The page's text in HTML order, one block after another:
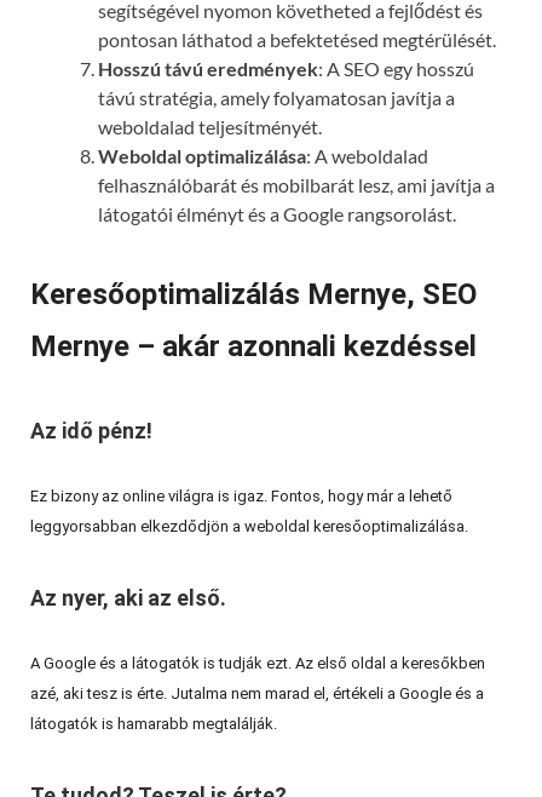
segítségével nyomon követheted a fejlődést és
pontosan láthatod a befektetésed megtérülését.
Hosszú távú eredmények: A SEO egy hosszú
távú stratégia, amely folyamatosan javítja a
weboldalad teljesítményét.
Weboldal optimalizálása: A weboldalad
felhasználóbarát és mobilbarát lesz, ami javítja a
látogatói élményt és a Google rangsorolást.
Keresőoptimalizálás Mernye, SEO
Mernye – akár azonnali kezdéssel
Az idő pénz!
Ez bizony az online világra is igaz. Fontos, hogy már a lehető
leggyorsabban elkezdődjön a weboldal keresőoptimalizálása.
Az nyer, aki az első.
A Google és a látogatók is tudják ezt. Az első oldal a keresőkben
azé, aki tesz is érte. Jutalma nem marad el, értékeli a Google és a
látogatók is hamarabb megtalálják.